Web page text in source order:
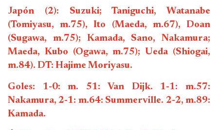
Japón (2): Suzuki; Taniguchi, Watanabe
(Tomiyasu, m.75), Ito (Maeda, m.67), Doan
(Sugawa, m.75); Kamada, Sano, Nakamura;
Maeda, Kubo (Ogawa, m.75); Ueda (Shiogai,
m.84). DT: Hajime Moriyasu.
Goles: 1-0: m. 51: Van Dijk. 1-1: m.57:
Nakamura, 2-1: m.64: Summerville. 2-2, m.89:
Kamada.